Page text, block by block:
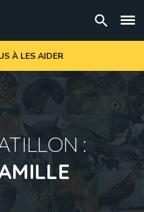
À LES AIDER
: